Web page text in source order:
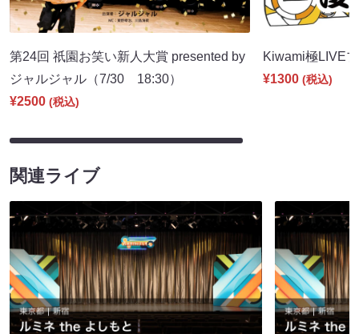
第24回 祇園お笑い新人大賞 presented by
ジャルジャル（7/30 18:30）
¥2500 (税込)
Kiwami極LIVE
¥1300 (税込)
関連ライブ